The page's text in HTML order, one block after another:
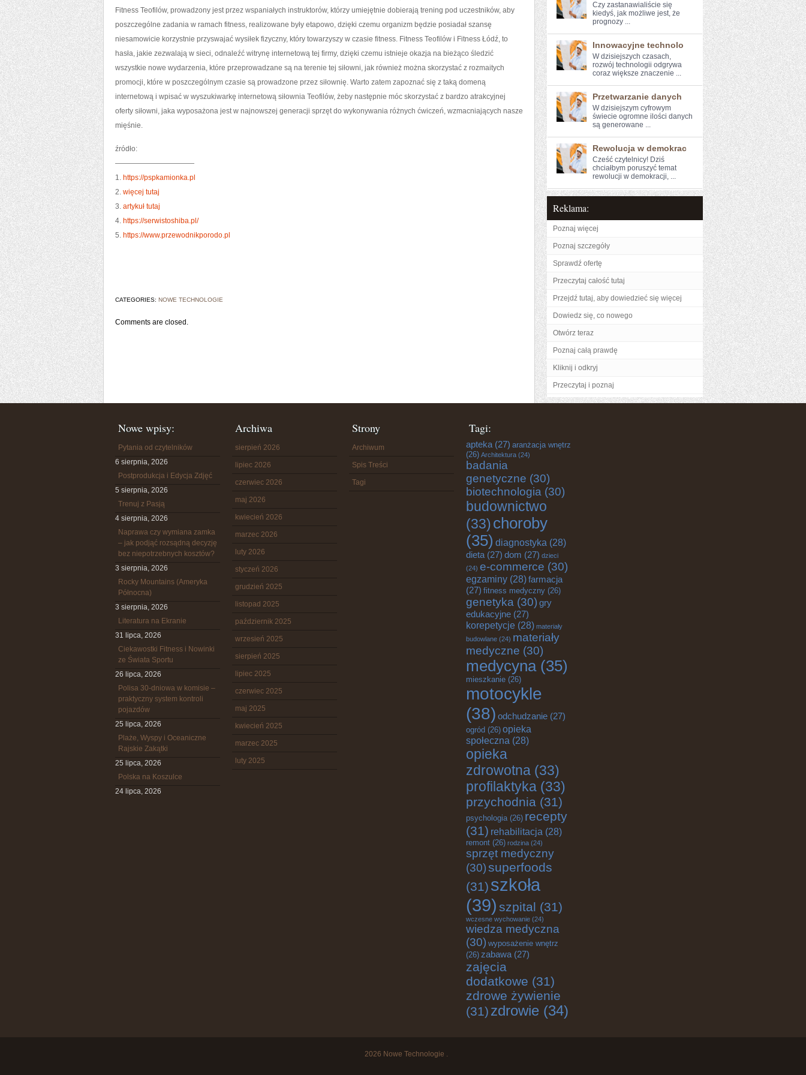
Fitness Teofilów, prowadzony jest przez wspaniałych instruktorów, którzy umiejętnie dobierają trening pod uczestników, aby
poszczególne zadania w ramach fitness, realizowane były etapowo, dzięki czemu organizm będzie posiadał szansę
niesamowicie korzystnie przyswajać wysiłek fizyczny, który towarzyszy w czasie fitness. Fitness Teofilów i Fitness Łódź, to
hasła, jakie zezwalają w sieci, odnaleźć witrynę internetową tej firmy, dzięki czemu istnieje okazja na bieżąco śledzić
wszystkie nowe wydarzenia, które przeprowadzane są na terenie tej siłowni, jak również można skorzystać z rozmaitych
promocji, które w poszczególnym czasie są prowadzone przez siłownię. Warto zatem zapoznać się z taką domeną
internetową i wpisać w wyszukiwarkę internetową siłownia Teofilów, żeby następnie móc skorzystać z bardzo atrakcyjnej
oferty siłowni, jaka wyposażona jest w najnowszej generacji sprzęt do wykonywania różnych ćwiczeń, wzmacniających nasze
mięśnie.
źródło:
———————————
1. https://pspkamionka.pl
2. więcej tutaj
3. artykuł tutaj
4. https://serwistoshiba.pl/
5. https://www.przewodnikporodo.pl
CATEGORIES: NOWE TECHNOLOGIE
Comments are closed.
Czy zastanawialiście ​się
‍kiedyś, jak możliwe⁣ jest, że​
prognozy ...
Innowacyjne technolo
W dzisiejszych⁢ czasach,
rozwój technologii‌ odgrywa
coraz większe ​znaczenie ...
Przetwarzanie danych
W dzisiejszym cyfrowym
świecie ogromne ⁤ilości danych
⁤są generowane ...
Rewolucja w demokrac
Cześć czytelnicy! Dziś
chciałbym poruszyć temat
rewolucji​ w demokracji, ...
Reklama:
Poznaj więcej
Poznaj szczegóły
Sprawdź ofertę
Przeczytaj całość tutaj
Przejdź tutaj, aby dowiedzieć się więcej
Dowiedz się, co nowego
Otwórz teraz
Poznaj całą prawdę
Kliknij i odkryj
Przeczytaj i poznaj
Nowe wpisy:
Pytania od czytelników
6 sierpnia, 2026
Postprodukcja i Edycja Zdjęć
5 sierpnia, 2026
Trenuj z Pasją
4 sierpnia, 2026
Naprawa czy wymiana zamka
– jak podjąć rozsądną decyzję
bez niepotrzebnych kosztów?
3 sierpnia, 2026
Rocky Mountains (Ameryka
Północna)
3 sierpnia, 2026
Literatura na Ekranie
31 lipca, 2026
Ciekawostki Fitness i Nowinki
ze Świata Sportu
26 lipca, 2026
Polisa 30-dniowa w komisie –
praktyczny system kontroli
pojazdów
25 lipca, 2026
Plaże, Wyspy i Oceaniczne
Rajskie Zakątki
25 lipca, 2026
Polska na Koszulce
24 lipca, 2026
Archiwa
sierpień 2026
lipiec 2026
czerwiec 2026
maj 2026
kwiecień 2026
marzec 2026
luty 2026
styczeń 2026
grudzień 2025
listopad 2025
październik 2025
wrzesień 2025
sierpień 2025
lipiec 2025
czerwiec 2025
maj 2025
kwiecień 2025
marzec 2025
luty 2025
Strony
Archiwum
Spis Treści
Tagi
Tagi:
apteka (27) aranżacja wnętrz
(26) Architektura (24)
badania
genetyczne (30)
biotechnologia (30)
budownictwo
(33)choroby
(35) diagnostyka (28)
dieta (27) dom (27) dzieci
(24) e-commerce (30)
egzaminy (28)farmacja
(27) fitness medyczny (26)
genetyka (30) gry
edukacyjne (27)
korepetycje (28) materiały
budowlane (24) materiały
medyczne (30)
medycyna(35)
mieszkanie (26)
motocykle
(38) odchudzanie (27)
ogród (26) opieka
społeczna (28)
opieka
zdrowotna (33)
profilaktyka (33)
przychodnia (31)
psychologia(26) recepty
(31) rehabilitacja (28)
remont (26) rodzina (24)
sprzęt medyczny
(30)superfoods
(31) szkoła
(39) szpital (31)
wczesne wychowanie (24)
wiedza medyczna
(30) wyposażenie wnętrz
(26) zabawa (27)
zajęcia
dodatkowe (31)
zdrowe żywienie
(31) zdrowie (34)
2026 Nowe Technologie .